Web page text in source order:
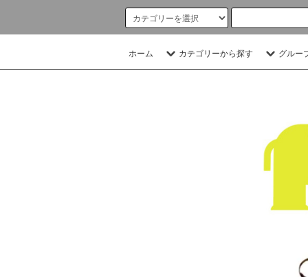
ホーム カテゴリーから探す グルー